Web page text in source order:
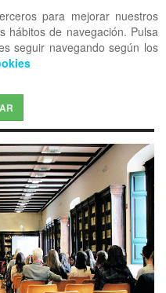
para mejorar nuestros
hábitos de navegación. Pulsa
seguir navegando según los